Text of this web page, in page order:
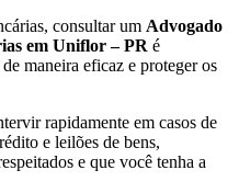
consultar um Advogado
em Uniflor – PR é
maneira eficaz e proteger os
rapidamente em casos de
e leilões de bens,
e que você tenha a